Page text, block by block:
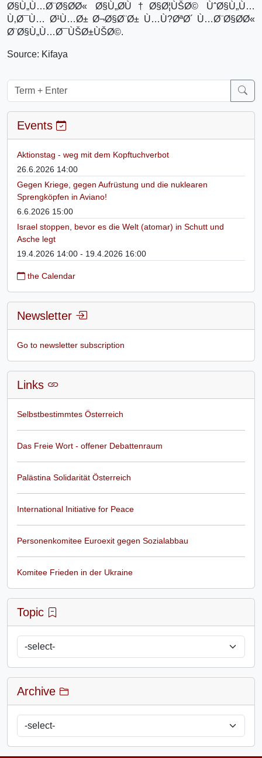
Ø§Ù„Ù…Ø¨Ø§Ø­Ø« Ø§Ù„Ø­Ù†Ø§Ø¦ÙŠØ© ÙˆØ§Ù„Ù…
Ù‚Ø¯Ù… Ø¹Ù…Ø± Ø¬Ø§Ø¨Ø± Ù…Ù?ØªØ´ Ù…Ø¨Ø§Ø­Ø«
Ø¨Ø§Ù„Ù…Ø¯ÙŠØ±ÙŠØ©.
Source: Kifaya
Events
Aktionstag - weg mit dem Kopftuchverbot
26.6.2026 14:00
Gegen Kriege, gegen Aufrüstung und die nuklearen
Sprengköpfen in Aviano!
6.6.2026 15:00
Israel stoppen, bevor es die Welt (atomar) in Schutt und
Asche legt
19.4.2026 14:00 - 19.4.2026 16:00
the Calendar
Newsletter
Go to newsletter subscription
Links
Selbstbestimmtes Österreich
Das Freie Wort - offener Debattenraum
Palästina Solidarität Österreich
International Initiative for Peace
Personenkomitee Euroexit gegen Sozialabbau
Komitee Frieden in der Ukraine
Topic
Archive